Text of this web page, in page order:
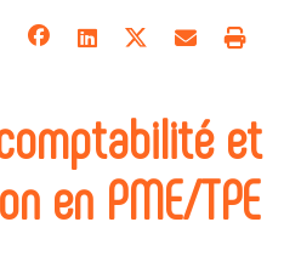
et
en PME/TPE